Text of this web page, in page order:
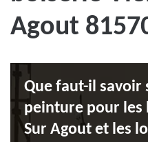
Agout
Que faut-il savoir
peinture pour les
Sur Agout et les